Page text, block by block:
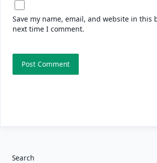
Save my name, email, and website in this
next time I comment.
Search